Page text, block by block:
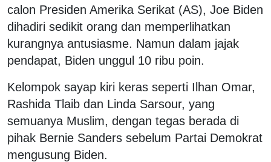
calon Presiden Amerika Serikat (AS), Joe Biden
dihadiri sedikit orang dan memperlihatkan
kurangnya antusiasme. Namun dalam jajak
pendapat, Biden unggul 10 ribu poin.
Kelompok sayap kiri keras seperti Ilhan Omar,
Rashida Tlaib dan Linda Sarsour, yang
semuanya Muslim, dengan tegas berada di
pihak Bernie Sanders sebelum Partai Demokrat
mengusung Biden.